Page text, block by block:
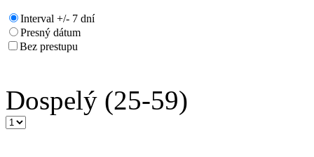
Interval +/- 7 dní
Presný dátum
Bez prestupu
Dospelý (25-59)